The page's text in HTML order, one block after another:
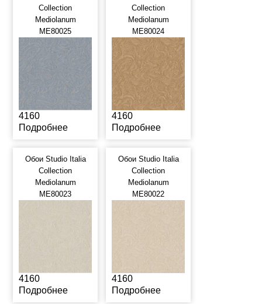
Collection
Mediolanum
ME80025
4160
Подробнее
Collection
Mediolanum
ME80024
4160
Подробнее
Обои Studio Italia
Collection
Mediolanum
ME80023
4160
Подробнее
Обои Studio Italia
Collection
Mediolanum
ME80022
4160
Подробнее